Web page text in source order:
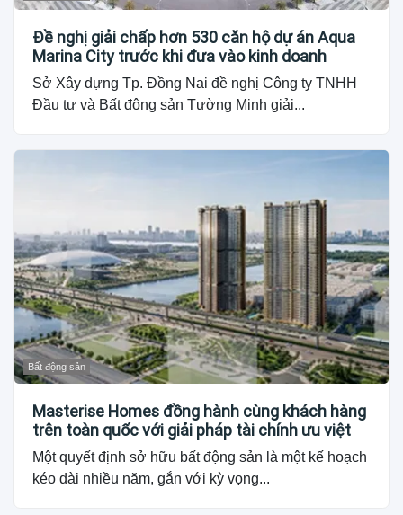
Đề nghị giải chấp hơn 530 căn hộ dự án Aqua
Marina City trước khi đưa vào kinh doanh
Sở Xây dựng Tp. Đồng Nai đề nghị Công ty TNHH
Đầu tư và Bất động sản Tường Minh giải...
Bất động sản
Masterise Homes đồng hành cùng khách hàng
trên toàn quốc với giải pháp tài chính ưu việt
Một quyết định sở hữu bất động sản là một kế hoạch
kéo dài nhiều năm, gắn với kỳ vọng...